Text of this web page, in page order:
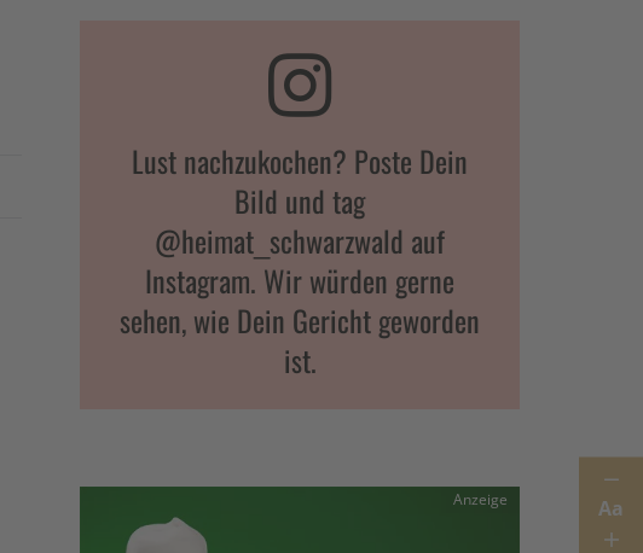
Aa
Lust nachzukochen? Poste Dein
Bild und tag
@heimat_schwarzwald auf
Instagram. Wir würden gerne
sehen, wie Dein Gericht geworden
ist.
Anzeige